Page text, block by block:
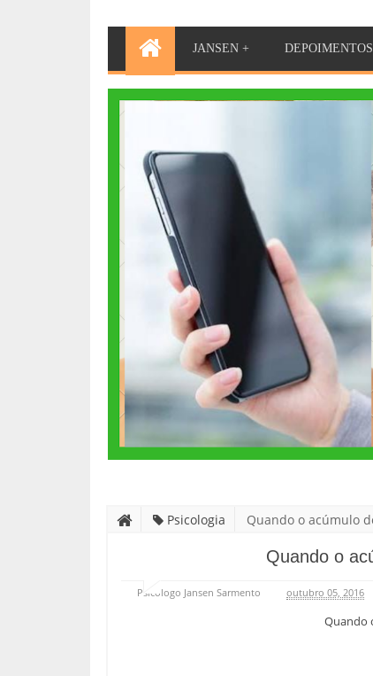
JANSEN + DEPOIMENTOS
Psicologia Quando o acúmulo
Quando o
Psicólogo Jansen Sarmento outubro 05, 2016
Quando